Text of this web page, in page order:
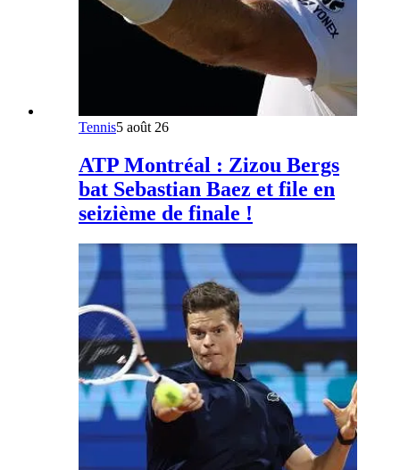
Tennis5 août 26
ATP Montréal : Zizou Bergs
bat Sebastian Baez et file en
seizième de finale !